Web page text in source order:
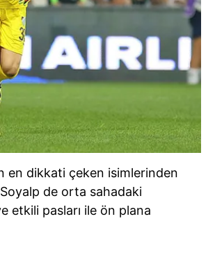
en dikkati çeken isimlerinden
de orta sahadaki
etkili pasları ile ön plana